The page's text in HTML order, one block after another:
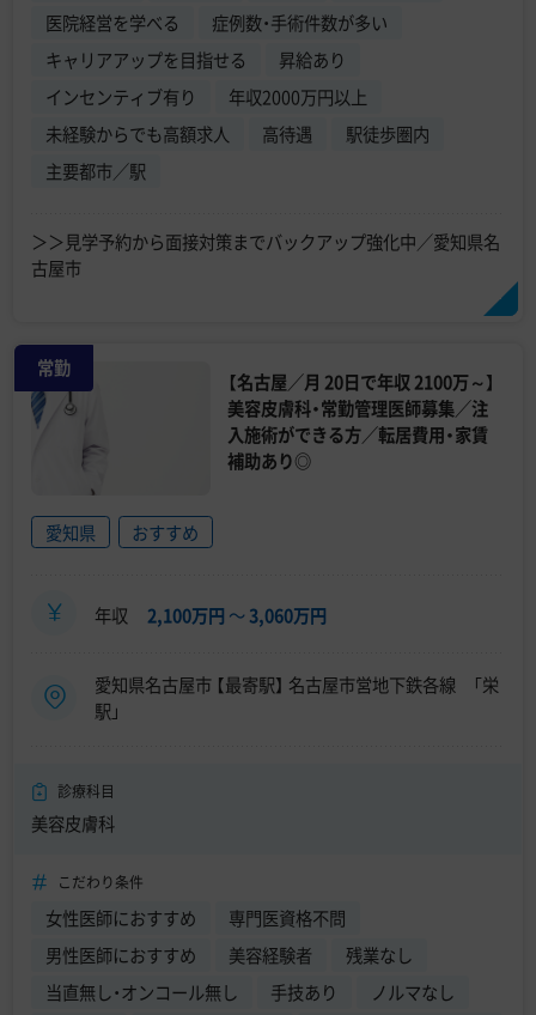
医院経営を学べる
症例数・手術件数が多い
キャリアアップを目指せる
昇給あり
インセンティブ有り
年収2000万円以上
未経験からでも高額求人
高待遇
駅徒歩圏内
主要都市／駅
＞＞見学予約から面接対策までバックアップ強化中／愛知県名
古屋市
常勤
【名古屋／月 20日で年収 2100万～】
美容皮膚科・常勤管理医師募集／注
入施術ができる方／転居費用・家賃
補助あり◎
愛知県 おすすめ
年収 2,100万円 〜3,060万円
愛知県名古屋市 【最寄駅】 名古屋市営地下鉄各線 「栄
駅」
診療科目
美容皮膚科
こだわり条件
女性医師におすすめ
専門医資格不問
男性医師におすすめ
美容経験者
残業なし
当直無し・オンコール無し
手技あり
ノルマなし